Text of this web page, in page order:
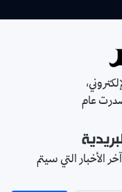
عام
الأخبار التي سيتم